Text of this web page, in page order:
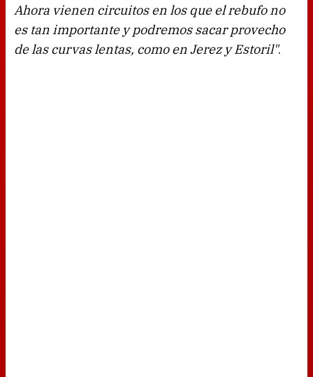
Ahora vienen circuitos en los que el rebufo no
es tan importante y podremos sacar provecho
de las curvas lentas, como en Jerez y Estoril".